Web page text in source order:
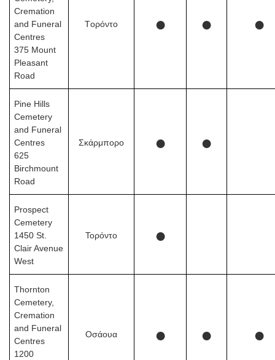
Cremation
and Funeral
Centres
375 Mount
Pleasant
Road
Tορόντο ● ● ●
Pine Hills
Cemetery
and Funeral
Centres
625
Birchmount
Road
Σκάρμπορο ● ●
Prospect
Cemetery
1450 St.
Clair Avenue
West
Τορόντο ●
Thornton
Cemetery,
Cremation
and Funeral
Centres
1200
Οσάουα ● ● ●